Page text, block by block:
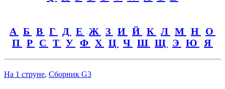
А Б В Г Д Е Ж З И Й К Л М Н
О
П Р С Т У Ф Х Ц Ч Ш Щ Э Ю Я
На 1 струне, Сборник G3